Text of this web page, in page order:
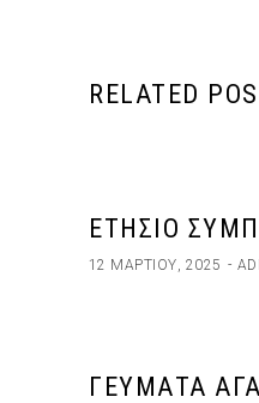
RELATED
ΕΤΉΣΙΟ
12 ΜΑΡΤΊΟΥ, 2025
ΓΕΎΜΑΤΑ